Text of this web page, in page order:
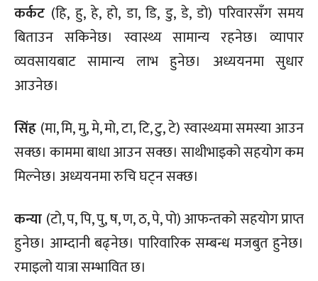
कर्कट (हि, हु, हे, हो, डा, डि, डु, डे, डो) परिवारसँग समय
बिताउन सकिनेछ। स्वास्थ्य सामान्य रहनेछ। व्यापार
व्यवसायबाट सामान्य लाभ हुनेछ। अध्ययनमा सुधार
आउनेछ।
सिंह (मा, मि, मु, मे, मो, टा, टि, टु, टे) स्वास्थ्यमा समस्या आउन
सक्छ। काममा बाधा आउन सक्छ। साथीभाइको सहयोग कम
मिल्नेछ। अध्ययनमा रुचि घट्न सक्छ।
कन्या (टो, प, पि, पु, ष, ण, ठ, पे, पो) आफन्तको सहयोग प्राप्त
हुनेछ। आम्दानी बढ्नेछ। पारिवारिक सम्बन्ध मजबुत हुनेछ।
रमाइलो यात्रा सम्भावित छ।